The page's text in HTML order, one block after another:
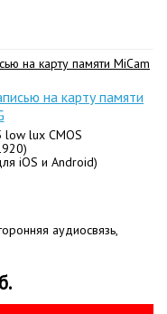
на карту памяти
lux CMOS
iOS и Android)
аудиосвязь,